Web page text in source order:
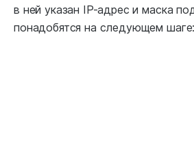
в ней указан IP-адрес и маска
понадобятся на следующем шаге: